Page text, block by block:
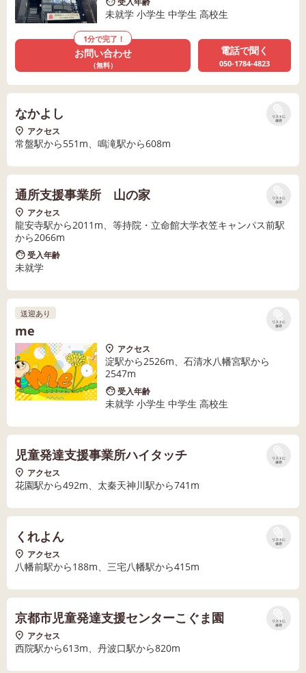
未就学 小学生 中学生 高校生
1分で完了！
お問い合わせ
（無料）
電話で聞く
050-1784-4823
リストに
保存
なかよし
アクセス
常盤駅から551m、鳴滝駅から608m
リストに
保存
通所支援事業所 山の家
アクセス
龍安寺駅から2011m、等持院・立命館大学衣笠キャンパス前駅
から2066m
受入年齢
未就学
リストに
保存
送迎あり
me
アクセス
淀駅から2526m、石清水八幡宮駅から
2547m
受入年齢
未就学 小学生 中学生 高校生
リストに
保存
児童発達支援事業所ハイタッチ
アクセス
花園駅から492m、太秦天神川駅から741m
リストに
保存
くれよん
アクセス
八幡前駅から188m、三宅八幡駅から415m
リストに
保存
京都市児童発達支援センターこぐま園
アクセス
西院駅から613m、丹波口駅から820m